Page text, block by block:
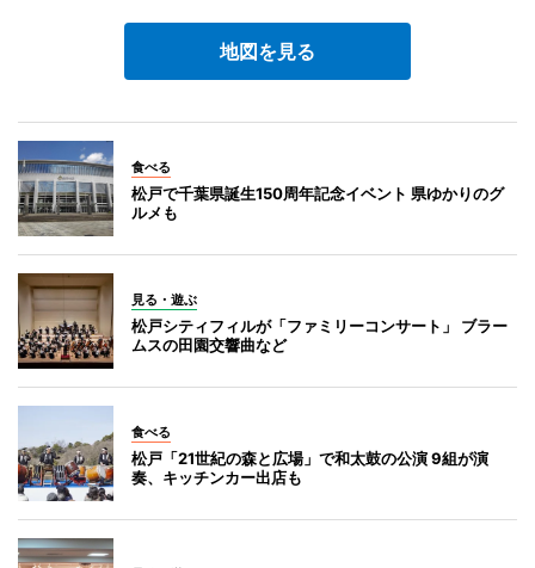
地図を見る
食べる
松戸で千葉県誕生150周年記念イベント 県ゆかりのグ
ルメも
見る・遊ぶ
松戸シティフィルが「ファミリーコンサート」 ブラー
ムスの田園交響曲など
食べる
松戸「21世紀の森と広場」で和太鼓の公演 9組が演
奏、キッチンカー出店も